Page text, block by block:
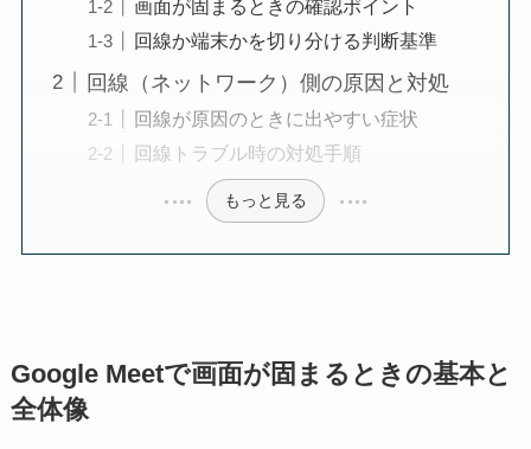
画面が固まるときの確認ポイント
回線か端末かを切り分ける判断基準
回線（ネットワーク）側の原因と対処
回線が原因のときに出やすい症状
回線トラブル時の対処手順
もっと見る
Google Meetで画面が固まるときの基本と
全体像